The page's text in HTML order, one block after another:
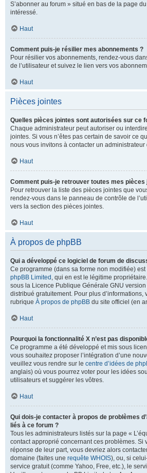
S’abonner au forum » situé en bas de la page
intéressé.
Haut
Comment puis-je résilier mes abonnements ?
Pour résilier vos abonnements, rendez-vous
de l’utilisateur et suivez le lien vers vos
Haut
Pièces jointes
Quelles pièces jointes sont autorisées sur ce
Chaque administrateur peut autoriser ou
jointes. Si vous n’êtes pas certain de savoir ce
nous vous invitons à contacter un administrateur
Haut
Comment puis-je retrouver toutes mes pièces
Pour retrouver la liste des pièces jointes que
rendez-vous dans le panneau de contrôle de
vers la section des pièces jointes.
Haut
À propos de phpBB
Qui a développé ce logiciel de forum de
Ce programme (dans sa forme non modifiée)
phpBB Limited , qui en est le légitime
sous la Licence Publique Générale GNU
distribué gratuitement. Pour plus d’informations,
rubrique À propos de phpBB du site officiel (en
Haut
Pourquoi la fonctionnalité X n’est pas
Ce programme a été développé et mis sous
vous souhaitez proposer l’intégration d’une
veuillez vous rendre sur le centre d’idées de
anglais) où vous pourrez voter pour les idées
utilisateurs et suggérer les vôtres.
Haut
Qui dois-je contacter à propos de problèmes
liés à ce forum ?
Tous les administrateurs listés sur la page «
contact approprié concernant ces problèmes. Si
réponse de leur part, vous devriez alors
domaine (faites une requête WHOIS), ou, si
service gratuit (comme Yahoo, Free, etc.), le